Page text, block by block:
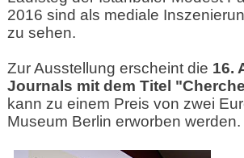
2016 sind als mediale
zu sehen.
Zur Ausstellung erscheint die 16.
Journals mit dem Titel
kann zu einem Preis von zwei
Museum Berlin erworben werden.